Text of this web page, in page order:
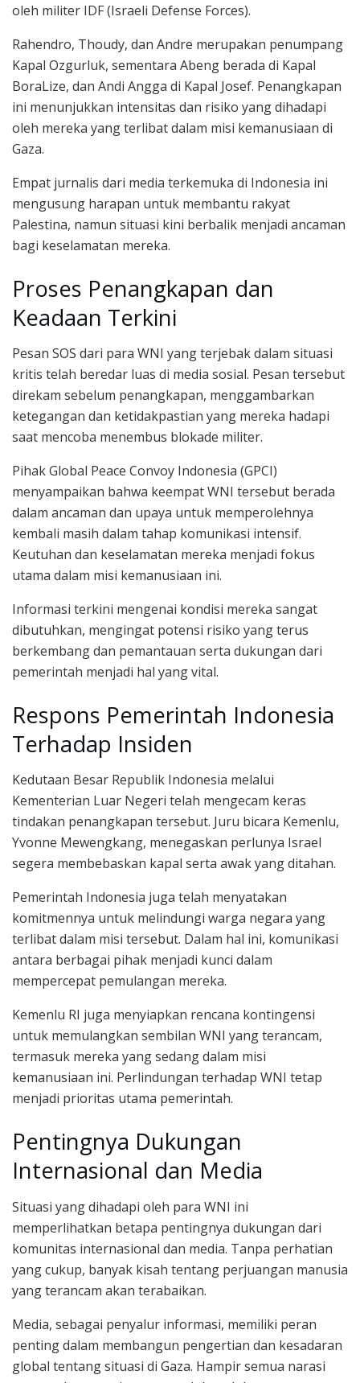
oleh militer IDF (Israeli Defense Forces).
Rahendro, Thoudy, dan Andre merupakan penumpang
Kapal Ozgurluk, sementara Abeng berada di Kapal
BoraLize, dan Andi Angga di Kapal Josef. Penangkapan
ini menunjukkan intensitas dan risiko yang dihadapi
oleh mereka yang terlibat dalam misi kemanusiaan di
Gaza.
Empat jurnalis dari media terkemuka di Indonesia ini
mengusung harapan untuk membantu rakyat
Palestina, namun situasi kini berbalik menjadi ancaman
bagi keselamatan mereka.
Proses Penangkapan dan
Keadaan Terkini
Pesan SOS dari para WNI yang terjebak dalam situasi
kritis telah beredar luas di media sosial. Pesan tersebut
direkam sebelum penangkapan, menggambarkan
ketegangan dan ketidakpastian yang mereka hadapi
saat mencoba menembus blokade militer.
Pihak Global Peace Convoy Indonesia (GPCI)
menyampaikan bahwa keempat WNI tersebut berada
dalam ancaman dan upaya untuk memperolehnya
kembali masih dalam tahap komunikasi intensif.
Keutuhan dan keselamatan mereka menjadi fokus
utama dalam misi kemanusiaan ini.
Informasi terkini mengenai kondisi mereka sangat
dibutuhkan, mengingat potensi risiko yang terus
berkembang dan pemantauan serta dukungan dari
pemerintah menjadi hal yang vital.
Respons Pemerintah Indonesia
Terhadap Insiden
Kedutaan Besar Republik Indonesia melalui
Kementerian Luar Negeri telah mengecam keras
tindakan penangkapan tersebut. Juru bicara Kemenlu,
Yvonne Mewengkang, menegaskan perlunya Israel
segera membebaskan kapal serta awak yang ditahan.
Pemerintah Indonesia juga telah menyatakan
komitmennya untuk melindungi warga negara yang
terlibat dalam misi tersebut. Dalam hal ini, komunikasi
antara berbagai pihak menjadi kunci dalam
mempercepat pemulangan mereka.
Kemenlu RI juga menyiapkan rencana kontingensi
untuk memulangkan sembilan WNI yang terancam,
termasuk mereka yang sedang dalam misi
kemanusiaan ini. Perlindungan terhadap WNI tetap
menjadi prioritas utama pemerintah.
Pentingnya Dukungan
Internasional dan Media
Situasi yang dihadapi oleh para WNI ini
memperlihatkan betapa pentingnya dukungan dari
komunitas internasional dan media. Tanpa perhatian
yang cukup, banyak kisah tentang perjuangan manusia
yang terancam akan terabaikan.
Media, sebagai penyalur informasi, memiliki peran
penting dalam membangun pengertian dan kesadaran
global tentang situasi di Gaza. Hampir semua narasi